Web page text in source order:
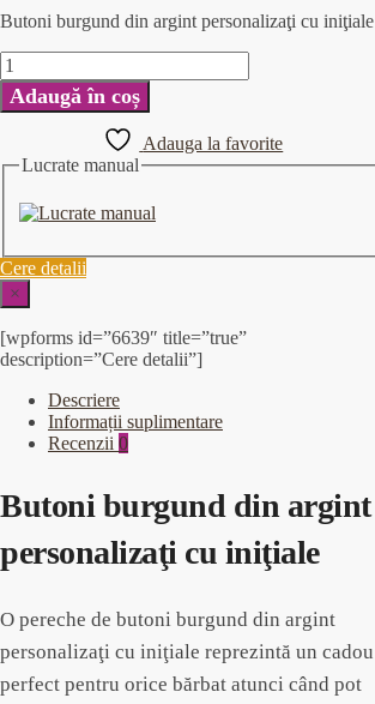
Butoni burgund din argint personalizaţi cu iniţiale
Adaugă în coș
Adauga la favorite
Lucrate manual
Cere detalii
×
[wpforms id=”6639″ title=”true”
description=”Cere detalii”]
Descriere
Informații suplimentare
Recenzii 0
Butoni burgund din argint
personalizaţi cu iniţiale
O pereche de butoni burgund din argint
personalizaţi cu iniţiale reprezintă un cadou
perfect pentru orice bărbat atunci când pot